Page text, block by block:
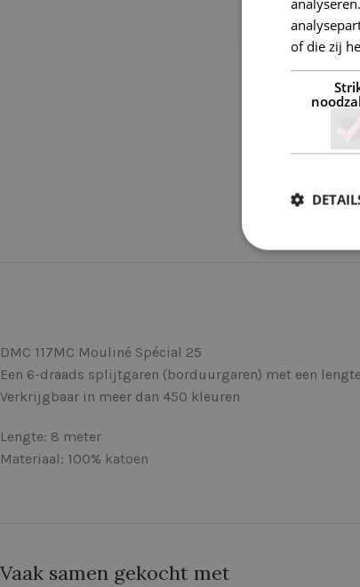
DMC 117MC Mouliné Spécial 25
Een 6-draads splijtgaren (borduurgaren) met een
Verkrijgbaar in meer dan 450 kleuren
Lengte: 8 meter
Materiaal: 100% katoen
Vaak samen gekocht met
of die zij